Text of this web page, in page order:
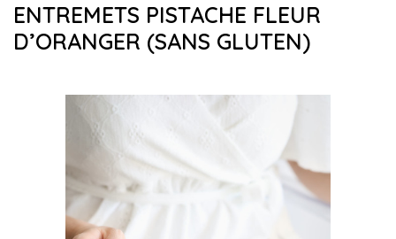
ENTREMETS PISTACHE FLEUR
D’ORANGER (SANS GLUTEN)